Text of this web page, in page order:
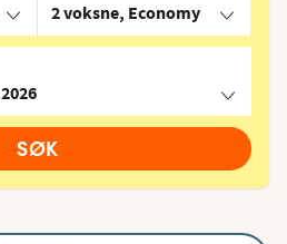
2 voksne, Economy
SØK